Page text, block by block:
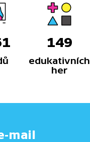
149
edukativních
her
mail